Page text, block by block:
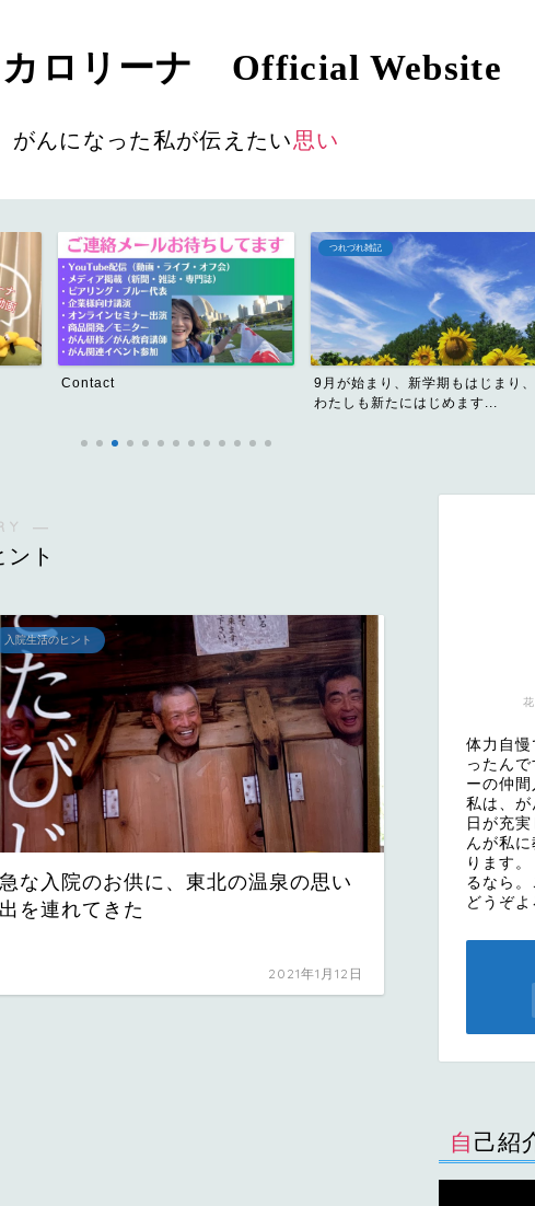
カロリーナ Official Website
がんになった私が伝えたい思い
つれづれ雑記
9月が始まり、新学期もはじまり、
がんになって、変わったこと
あの日、がん確定宣告から1年経
ち。私は元気です
―
ント
入院生活のヒント
急な入院のお供に、東北の温泉の思い
出を連れてきた
2021年1月12日
体力自
ったん
ーの仲
私は、
日が充
んが私
ります
るなら
どうぞよ
自己